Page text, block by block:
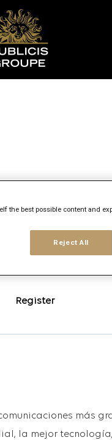
Register
más
la mejor tecnología,
the best possible content and
Reject All